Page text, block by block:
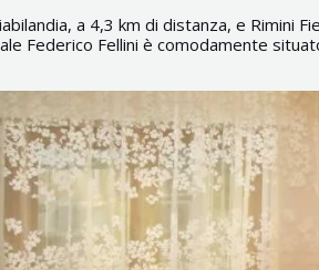
a 4,3 km di distanza, e Rimini
Federico Fellini è comodamente